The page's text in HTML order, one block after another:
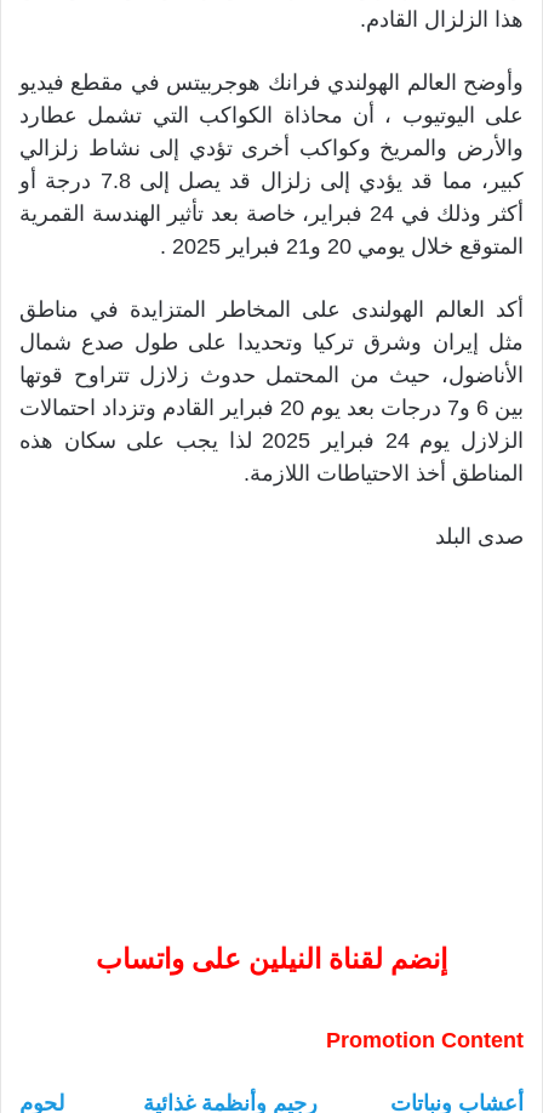
هذا الزلزال القادم.
وأوضح العالم الهولندي فرانك هوجربيتس في مقطع فيديو
على اليوتيوب ، أن محاذاة الكواكب التي تشمل عطارد
والأرض والمريخ وكواكب أخرى تؤدي إلى نشاط زلزالي
كبير، مما قد يؤدي إلى زلزال قد يصل إلى 7.8 درجة أو
أكثر وذلك في 24 فبراير، خاصة بعد تأثير الهندسة القمرية
المتوقع خلال يومي 20 و21 فبراير 2025 .
أكد العالم الهولندى على المخاطر المتزايدة في مناطق
مثل إيران وشرق تركيا وتحديدا على طول صدع شمال
الأناضول، حيث من المحتمل حدوث زلازل تتراوح قوتها
بين 6 و7 درجات بعد يوم 20 فبراير القادم وتزداد احتمالات
الزلازل يوم 24 فبراير 2025 لذا يجب على سكان هذه
المناطق أخذ الاحتياطات اللازمة.
صدى البلد
إنضم لقناة النيلين على واتساب
Promotion Content
أعشاب ونباتات رجيم وأنظمة غذائية
لحوم